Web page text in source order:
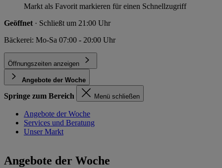
Markt als Favorit markieren für einen Schnellzugriff
Geöffnet · Schließt um 21:00 Uhr
Bäckerei: Mo-Sa 07:00 - 20:00 Uhr
Öffnungszeiten anzeigen
Angebote der Woche
Springe zum Bereich Menü schließen
Angebote der Woche
Services und Beratung
Unser Markt
Angebote der Woche